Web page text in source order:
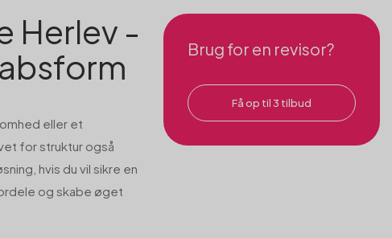
Herlev -
eller et
for struktur også
hvis du vil sikre en
og skabe øget
Brug for en revisor?
Få op til 3 tilbud